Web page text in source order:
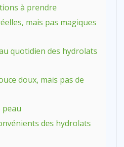
à prendre
mais pas magiques
quotidien des hydrolats
doux, mais pas de
peau
des hydrolats